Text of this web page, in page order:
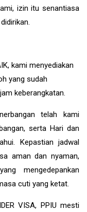
izin itu senantiasa
kami menyediakan
yang sudah
keberangkatan.
telah kami
serta Hari dan
Kepastian jadwal
aman dan nyaman,
mengedepankan
cuti yang ketat.
VISA, PPIU mesti